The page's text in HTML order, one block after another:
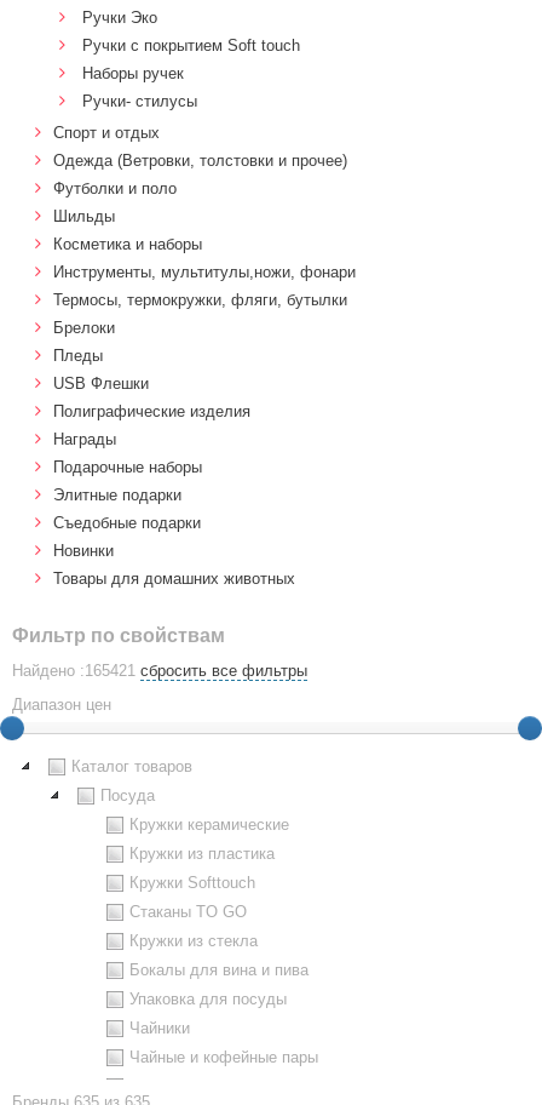
Ручки Эко
Ручки с покрытием Soft touch
Наборы ручек
Ручки- стилусы
Спорт и отдых
Одежда (Ветровки, толстовки и прочее)
Футболки и поло
Шильды
Косметика и наборы
Инструменты, мультитулы,ножи, фонари
Термосы, термокружки, фляги, бутылки
Брелоки
Пледы
USB Флешки
Полиграфические изделия
Награды
Подарочные наборы
Элитные подарки
Cъедобные подарки
Новинки
Товары для домашних животных
Фильтр по свойствам
Найдено :165421 сбросить все фильтры
Диапазон цен
Каталог товаров
Посуда
Кружки керамические
Кружки из пластика
Кружки Softtouch
Стаканы TO GO
Кружки из стекла
Бокалы для вина и пива
Упаковка для посуды
Чайники
Чайные и кофейные пары